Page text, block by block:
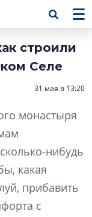
строили
Селе
31 мая в 13:20
монастыря
нибудь
какая
прибавить
с